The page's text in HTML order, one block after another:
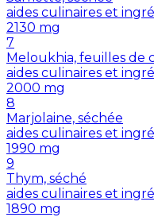
aides culinaires et
2130 mg
7
Meloukhia, feuilles de
aides culinaires et
2000 mg
8
Marjolaine, séchée
aides culinaires et
1990 mg
9
Thym, séché
aides culinaires et
1890 mg